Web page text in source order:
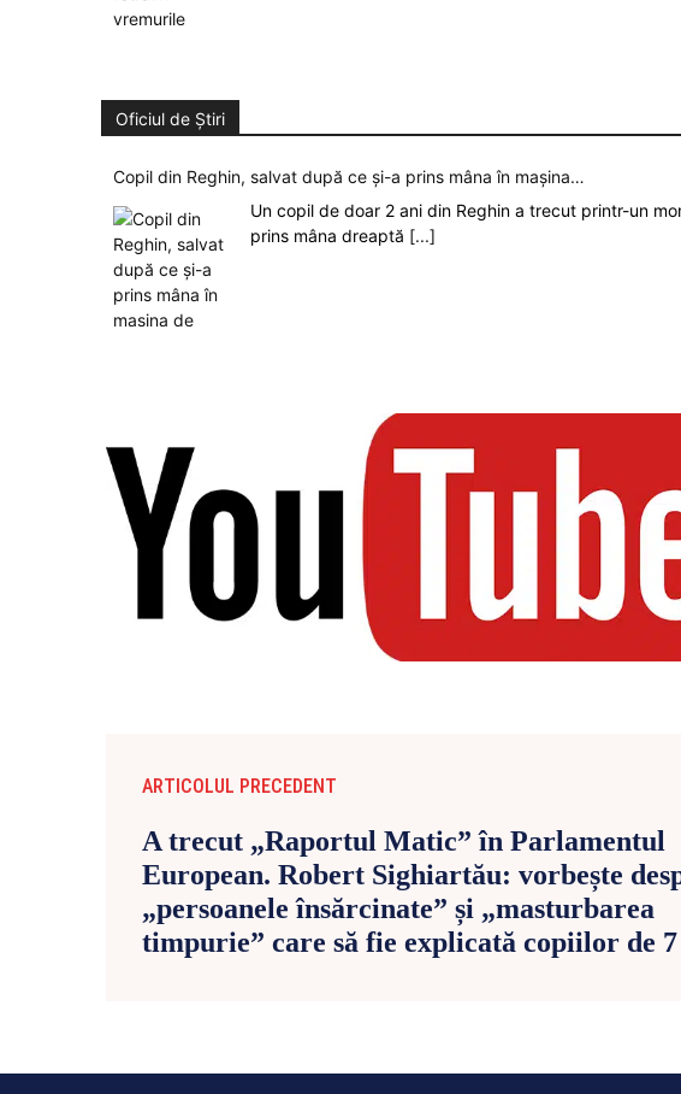
Oficiul de Știri
Copil din Reghin, salvat după ce și-a prins mâna în mașina…
Un copil de doar 2 ani din Reghin a trecut printr-un
prins mâna dreaptă [...]
ARTICOLUL PRECEDENT
A trecut „Raportul Matic” în Parlamentul
European. Robert Sighiartău: vorbește
„persoanele însărcinate” și „masturbarea
timpurie” care să fie explicată copiilor de